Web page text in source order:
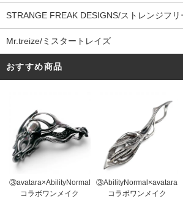
STRANGE FREAK DESIGNS/ストレンジフリ
Mr.treize/ミスタートレイズ
おすすめ商品
③avatara×AbilityNormal
コラボワンメイク
③AbilityNormal×avatara
コラボワンメイク